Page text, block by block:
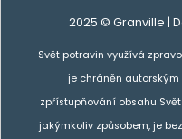
2025 © Granville |
Svět potravin využívá
je chráněn autorským
zpřístupňování obsahu
jakýmkoliv způsobem, je